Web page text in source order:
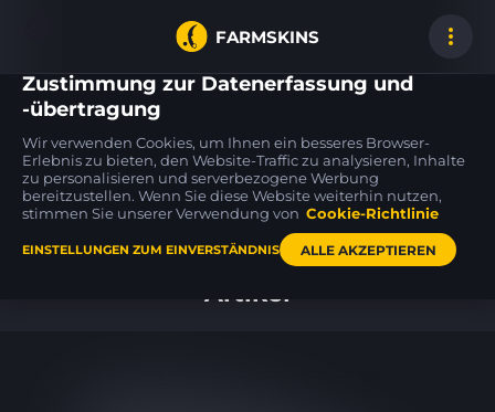
FARMSKINS
35
M4A1-S
Nitro BS 5
MAC-10
Palm FT 35
FAMAS
Teardown
Artikel
Zustimmung zur Datenerfassung und
-übertragung
Wir verwenden Cookies, um Ihnen ein besseres Browser-
Erlebnis zu bieten, den Website-Traffic zu analysieren, Inhalte
zu personalisieren und serverbezogene Werbung
bereitzustellen. Wenn Sie diese Website weiterhin nutzen,
stimmen Sie unserer Verwendung von Cookie-Richtlinie
EINSTELLUNGEN ZUM EINVERSTÄNDNIS ALLE AKZEPTIEREN